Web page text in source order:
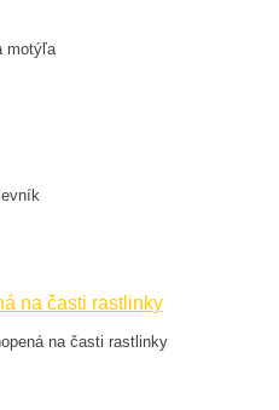
motýľa
na časti rastlinky